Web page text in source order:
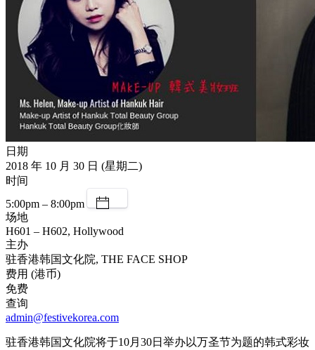
日期
2018 年 10 月 30 日 (星期二)
时间
5:00pm – 8:00pm
场地
H601 – H602, Hollywood
主办
驻香港韩国文化院, THE FACE SHOP
费用 (港币)
免费
查询
admin@festivekorea.com
驻香港韩国文化院将于10月30日举办以万圣节为题的韩式彩妆